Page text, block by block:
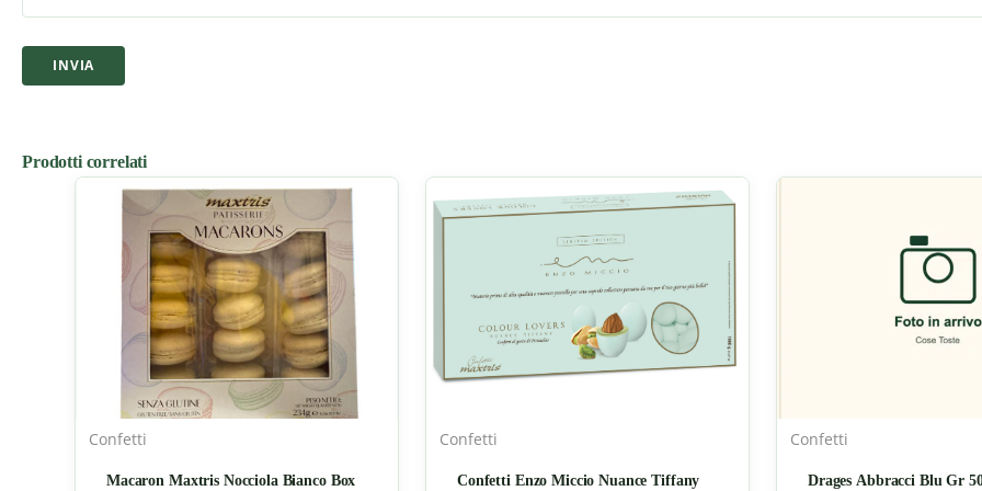
Prodotti correlati
Confetti
Macaron Maxtris Nocciola Bianco Box
Confetti
Confetti Enzo Miccio Nuance Tiffany
Confetti
Drages Abbracci Blu Gr